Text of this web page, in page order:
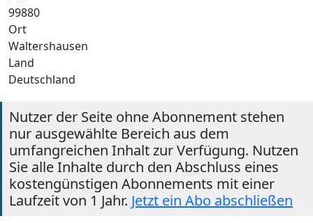
99880
Ort
Waltershausen
Land
Deutschland
Nutzer der Seite ohne Abonnement stehen
nur ausgewählte Bereich aus dem
umfangreichen Inhalt zur Verfügung. Nutzen
Sie alle Inhalte durch den Abschluss eines
kostengünstigen Abonnements mit einer
Laufzeit von 1 Jahr. Jetzt ein Abo abschließen